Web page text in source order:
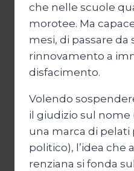
che nelle scuole
morotee. Ma
mesi, di passare da
rinnovamento a
disfacimento.
Volendo
il giudizio sul nome
una marca di
politico), l’idea che
renziana si fonda